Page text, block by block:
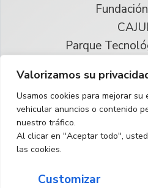
Valorizamos su
Usamos cookies para mejorar su
vehicular anuncios o contenido
nuestro tráfico.
Al clicar en "Aceptar todo",
las cookies.
Customizar
Parque
Reservados
Español